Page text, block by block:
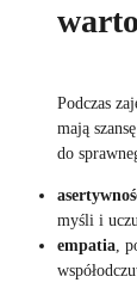
Podczas
mają
do
myśli i
empatia ,